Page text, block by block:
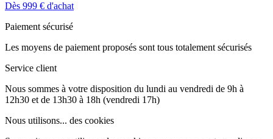
Dès 999 € d'achat
Paiement sécurisé
Les moyens de paiement proposés sont tous totalement sécurisés
Service client
Nous sommes à votre disposition du lundi au vendredi de 9h à
12h30 et de 13h30 à 18h (vendredi 17h)
Nous utilisons... des cookies